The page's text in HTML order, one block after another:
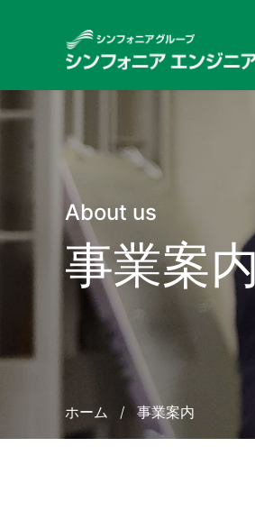
About us
事業案内
ホーム / 事業案内